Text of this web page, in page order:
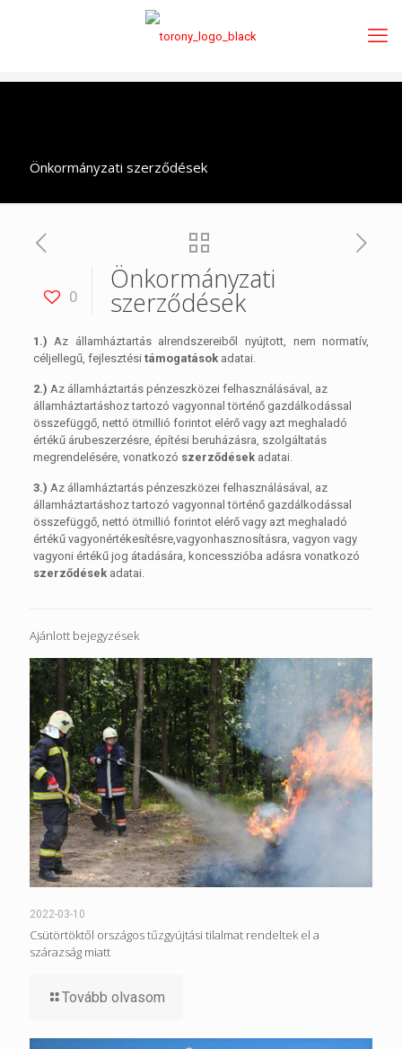
Önkormányzati szerződések
0
Önkormányzati
szerződések
1.) Az államháztartás alrendszereiből nyújtott, nem normatív,
céljellegű, fejlesztési támogatásokadatai.
2.) Az államháztartás pénzeszközei felhasználásával, az
államháztartáshoz tartozó vagyonnal történő gazdálkodással
összefüggő, nettó ötmillió forintot elérő vagy azt meghaladó
értékű árubeszerzésre, építési beruházásra, szolgáltatás
megrendelésére, vonatkozó szerződésekadatai.
3.) Az államháztartás pénzeszközei felhasználásával, az
államháztartáshoz tartozó vagyonnal történő gazdálkodással
összefüggő, nettó ötmillió forintot elérő vagy azt meghaladó
értékű vagyonértékesítésre,vagyonhasznosításra, vagyon vagy
vagyoni értékű jog átadására, koncesszióba adásra vonatkozó
szerződésekadatai.
Ajánlott bejegyzések
2022-03-10
Csütörtöktől országos tűzgyújtási tilalmat rendeltek el a
szárazság miatt
Tovább olvasom